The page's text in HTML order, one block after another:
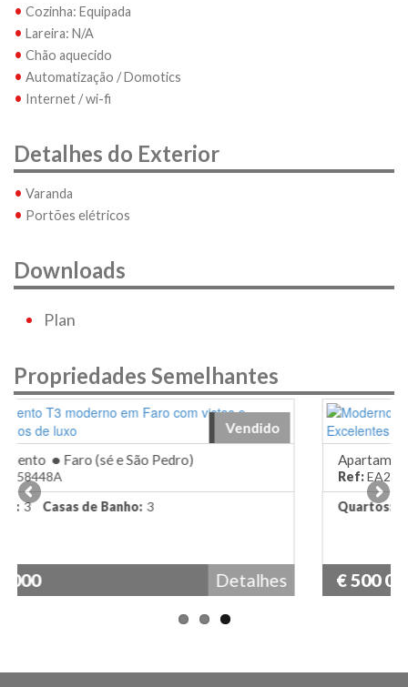
• Cozinha: Equipada
• Lareira: N/A
• Chão aquecido
• Automatização / Domotics
• Internet / wi-fi
Detalhes do Exterior
• Varanda
• Portões elétricos
Downloads
Plan
Propriedades Semelhantes
Disponível
Apartamento •Faro (sé e São Pedro)
Ref:
Quartos: 2 Casas de Banho:
Detalhes